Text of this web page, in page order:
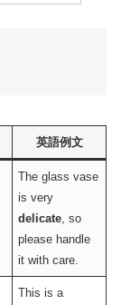
英語例文
The glass vase
is very
delicate , so
please handle
it with care.
This is a